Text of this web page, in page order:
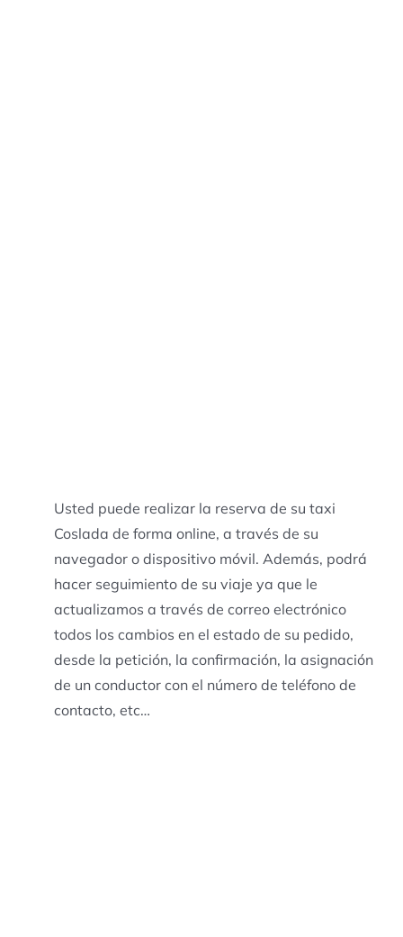
Usted puede realizar la reserva de su taxi
Coslada de forma online, a través de su
navegador o dispositivo móvil. Además, podrá
hacer seguimiento de su viaje ya que le
actualizamos a través de correo electrónico
todos los cambios en el estado de su pedido,
desde la petición, la confirmación, la asignación
de un conductor con el número de teléfono de
contacto, etc…